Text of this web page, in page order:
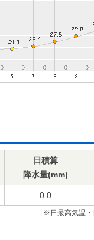
日積算
降水量(mm)
0.0
※日最高気温・